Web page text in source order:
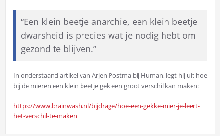
“Een klein beetje anarchie, een klein beetje
dwarsheid is precies wat je nodig hebt om
gezond te blijven.”
In onderstaand artikel van Arjen Postma bij Human, legt hij uit hoe
bij de mieren een klein beetje gek een groot verschil kan maken:
https://www.brainwash.nl/bijdrage/hoe-een-gekke-mier-je-leert-
het-verschil-te-maken